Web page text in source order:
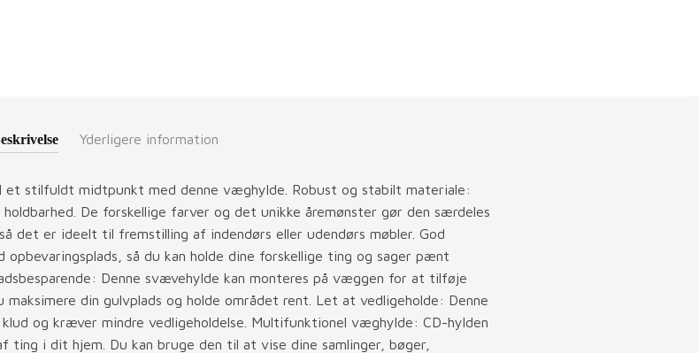
Yderligere information
stilfuldt midtpunkt med denne væghylde. Robust og stabilt materiale:
De forskellige farver og det unikke åremønster gør den særdeles
det er ideelt til fremstilling af indendørs eller udendørs møbler. God
så du kan holde dine forskellige ting og sager pænt
Denne svævehylde kan monteres på væggen for at tilføje
maksimere din gulvplads og holde området rent. Let at vedligeholde: Denne
og kræver mindre vedligeholdelse. Multifunktionel væghylde: CD-hylden
ting i dit hjem. Du kan bruge den til at vise dine samlinger, bøger,